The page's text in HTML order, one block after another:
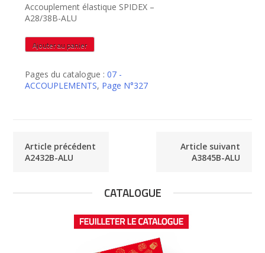
Accouplement élastique SPIDEX –
A28/38B-ALU
quantité
de
ALU
Ajouter au panier
Pages du catalogue :07 -
ACCOUPLEMENTS, Page N°327
Article précédent
A2432B-ALU
Article suivant
A3845B-ALU
CATALOGUE